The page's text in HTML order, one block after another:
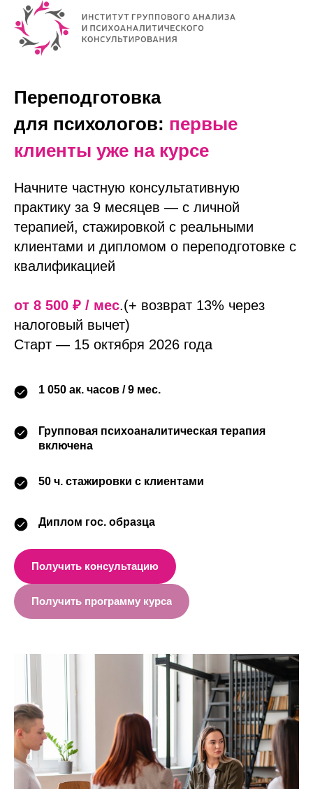
Переподготовка
для психологов: первые
клиенты уже на курсе
Начните частную консультативную
практику за 9 месяцев — с личной
терапией, стажировкой с реальными
клиентами и дипломом о переподготовке с
квалификацией
от 8 500 ₽ / мес.(+ возврат 13% через
налоговый вычет)
Старт — 15 октября 2026 года
1 050 ак. часов / 9 мес.
Групповая психоаналитическая терапия
включена
50 ч. стажировки с клиентами
Диплом гос. образца
Получить консультацию
Получить программу курса